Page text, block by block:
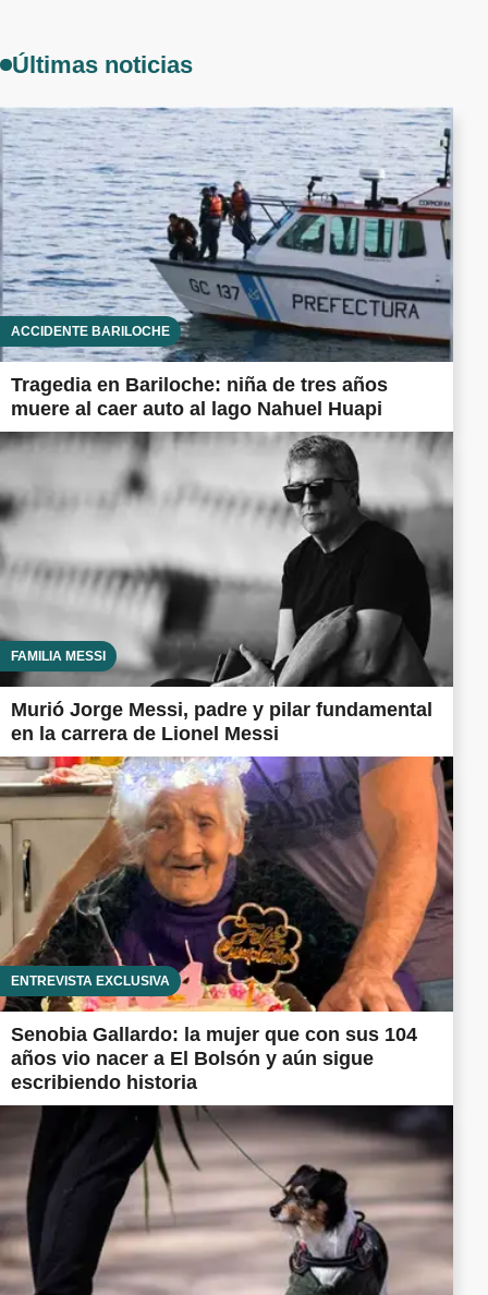
Últimas noticias
ACCIDENTE BARILOCHE
Tragedia en Bariloche: niña de tres años
muere al caer auto al lago Nahuel Huapi
FAMILIA MESSI
Murió Jorge Messi, padre y pilar fundamental
en la carrera de Lionel Messi
ENTREVISTA EXCLUSIVA
Senobia Gallardo: la mujer que con sus 104
años vio nacer a El Bolsón y aún sigue
escribiendo historia